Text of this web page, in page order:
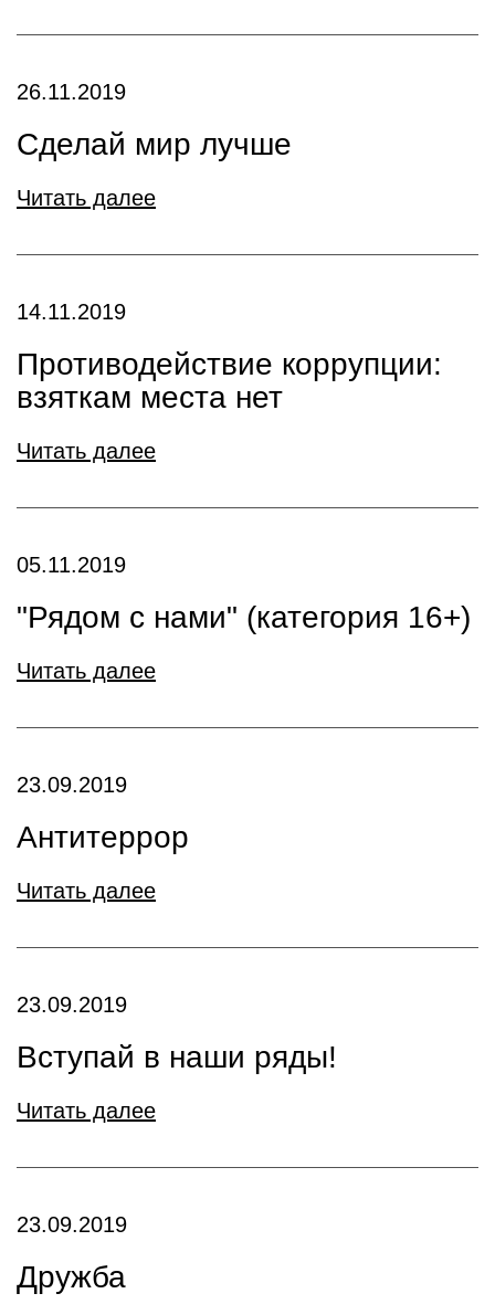
26.11.2019
Сделай мир лучше
Читать далее
14.11.2019
Противодействие коррупции:
взяткам места нет
Читать далее
05.11.2019
"Рядом с нами" (категория 16+)
Читать далее
23.09.2019
Антитеррор
Читать далее
23.09.2019
Вступай в наши ряды!
Читать далее
23.09.2019
Дружба